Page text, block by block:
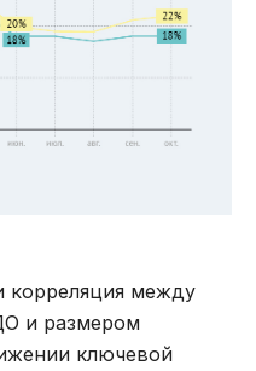
корреляция между
и размером
ключевой